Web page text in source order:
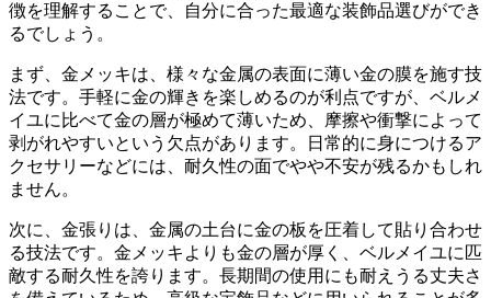
徴を理解することで、自分に合った最適な装飾品選びができ
るでしょう。
まず、 金メッキは、様々な金属の表面に薄い金の膜を施す技
法です。手軽に金の輝きを楽しめるのが利点ですが、ベルメ
イユに比べて金の層が極めて薄いため、摩擦や衝撃によって
剥がれやすいという欠点があります。日常的に身につけるア
クセサリーなどには、耐久性の面でやや不安が残るかもしれ
ません。
次に、金張りは、金属の土台に金の板を圧着して貼り合わせ
る技法です。金メッキよりも金の層が厚く、 ベルメイユに匹
敵する耐久性を誇ります。長期間の使用にも耐えうる丈夫さ